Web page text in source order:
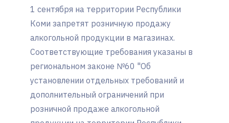
1 сентября на территории Республики
Коми запретят розничную продажу
алкогольной продукции в магазинах.
Соответствующие требования указаны в
региональном законе №60 "Об
установлении отдельных требований и
дополнительный ограничений при
розничной продаже алкогольной